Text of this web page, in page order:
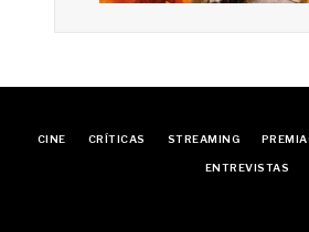
CINE CRÍTICAS STREAMING
ENTREVISTAS